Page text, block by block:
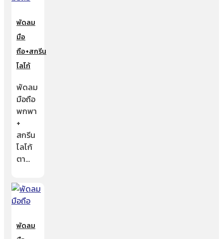
พัดลม
มือ
ถือ+สกรีน
โลโก้
พัดลม
มือถือ
พกพา
+
สกรีน
โลโก้
ตา…
พัดลม